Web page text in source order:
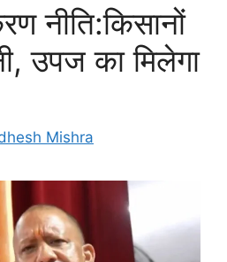
नीति:किसानों
उपज का मिलेगा
Mishra